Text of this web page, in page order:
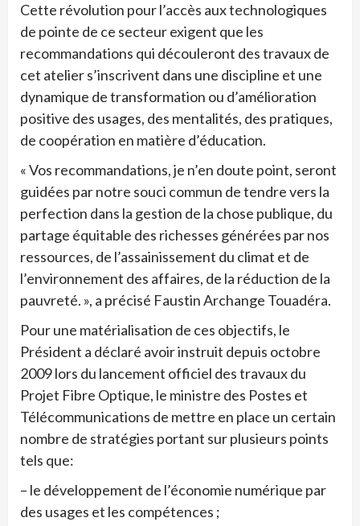
Cette révolution pour l’accès aux technologiques
de pointe de ce secteur exigent que les
recommandations qui découleront des travaux de
cet atelier s’inscrivent dans une discipline et une
dynamique de transformation ou d’amélioration
positive des usages, des mentalités, des pratiques,
de coopération en matière d’éducation.
« Vos recommandations, je n’en doute point, seront
guidées par notre souci commun de tendre vers la
perfection dans la gestion de la chose publique, du
partage équitable des richesses générées par nos
ressources, de l’assainissement du climat et de
l’environnement des affaires, de la réduction de la
pauvreté. », a précisé Faustin Archange Touadéra.
Pour une matérialisation de ces objectifs, le
Président a déclaré avoir instruit depuis octobre
2009 lors du lancement officiel des travaux du
Projet Fibre Optique, le ministre des Postes et
Télécommunications de mettre en place un certain
nombre de stratégies portant sur plusieurs points
tels que:
– le développement de l’économie numérique par
des usages et les compétences ;